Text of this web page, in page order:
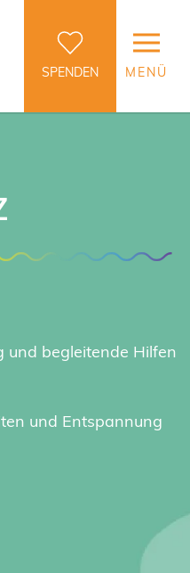
SPENDEN MENÜ
begleitende Hilfen
und Entspannung